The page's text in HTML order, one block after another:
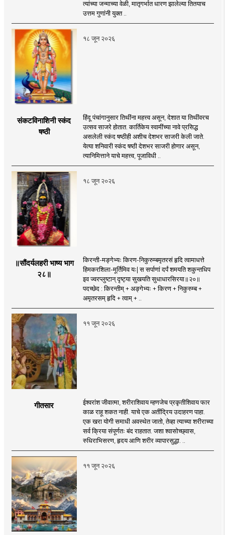
त्यांच्या जन्माच्या वेळी, मातृगर्भात धारण झालेल्या तितयाच
उत्तम गुणांनी युक्त ..
१८ जून २०२६
संकटविनाशिनी स्कंद
षष्ठी
हिंदू पंचांगानुसार तिथींना महत्त्व असून, देशात या तिथींवरच
उत्सव साजरे होतात. कार्तिकेय स्वामींच्या नावे प्रसिद्ध
असलेली स्कंद षष्ठीही अशीच देशभर साजरी केली जाते.
येत्या शनिवारी स्कंद षष्ठी देशभर साजरी होणार असून,
त्यानिमित्ताने याचे महत्त्व, पूजाविधी ..
१८ जून २०२६
॥सौंदर्यलहरी भाष्य भाग
२८॥
किरन्ती-मङ्गेभ्यः किरण-निकुरुम्बमृतरसं हृदि त्वामाधत्ते
हिमकरशिला-मूर्तिमिव यः| स सर्पाणां दर्पं शमयति शकुन्तधिप
इव ज्वरप्लुष्टान् दृष्ट्या सुखयति सुधाधारसिरया॥२०॥
पदच्छेद : किरन्तीम् + अङ्गेभ्यः + किरण + निकुरुम्ब +
अमृतरसम् हृदि + त्वाम् + ..
११ जून २०२६
गीतसार
ईश्वरांश जीवात्मा, शरीराशिवाय म्हणजेच प्रकृतीशिवाय फार
काळ राहू शकत नाही. याचे एक अतींद्रिय उदाहरण पाहा.
एक खरा योगी समाधी अवस्थेत जातो, तेव्हा त्याच्या शरीराच्या
सर्व क्रिया संपूर्णतः बंद राहतात. जशा श्वासोच्छ्वास,
रुधिराभिसरण, हृदय आणि शरीर व्यापारसुद्धा. ..
११ जून २०२६